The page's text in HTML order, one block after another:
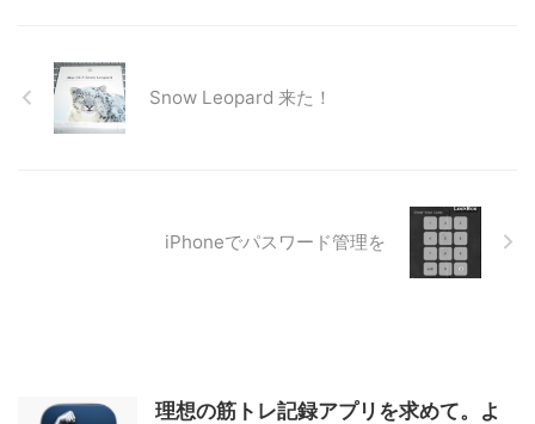
Snow Leopard 来た！
iPhoneでパスワード管理を
理想の筋トレ記録アプリを求めて。よ